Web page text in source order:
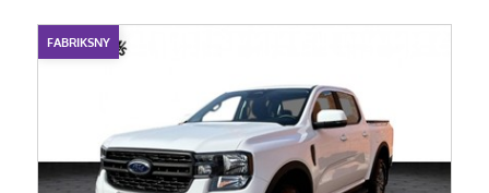
FABRIKSNY